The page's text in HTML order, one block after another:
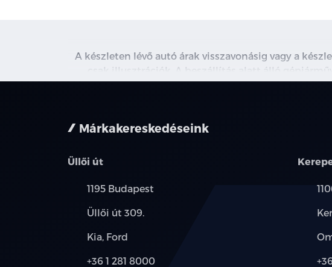
A készleten lévő autó árak visszavonásig vagy a
csak illusztrációk. A beszállítás alatt álló
kapcsolatot. A használt autó beszámítás
Márkakereskedéseink
Üllői út
Település:
1195 Budapest
Cím:
Üllői út 309.
Márkák:
Kia, Ford
Telefon:
+36 1 281 8000